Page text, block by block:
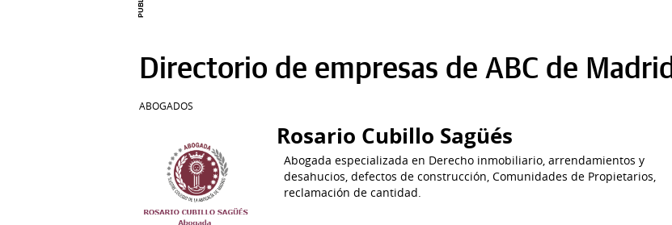
Directorio de empresas de ABC de Madrid
ABOGADOS
Rosario Cubillo Sagüés
Abogada especializada en Derecho inmobiliario, arrendamientos y
desahucios, defectos de construcción, Comunidades de Propietarios,
reclamación de cantidad.